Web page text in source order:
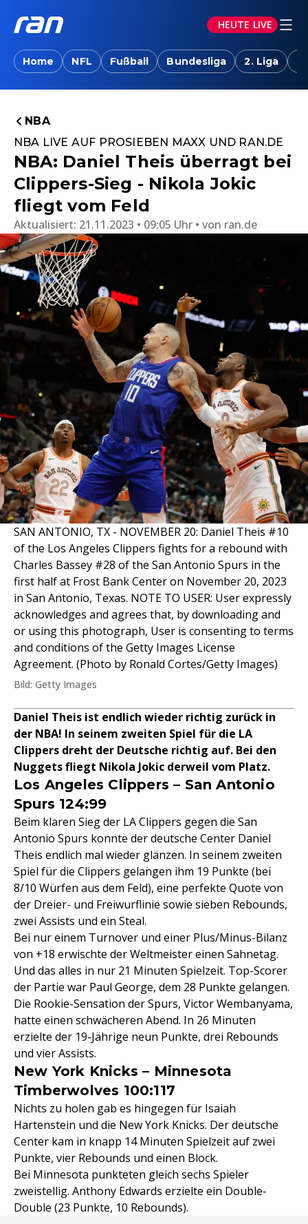
HEUTE LIVE
Home NFL Fußball Bundesliga 2. Liga
NBA
NBA LIVE AUF PROSIEBEN MAXX UND RAN.DE
NBA: Daniel Theis überragt bei
Clippers-Sieg - Nikola Jokic
fliegt vom Feld
Aktualisiert: 21.11.2023 • 09:05 Uhr von ran.de
SAN ANTONIO, TX - NOVEMBER 20: Daniel Theis #10
of the Los Angeles Clippers fights for a rebound with
Charles Bassey #28 of the San Antonio Spurs in the
first half at Frost Bank Center on November 20, 2023
in San Antonio, Texas. NOTE TO USER: User expressly
acknowledges and agrees that, by downloading and
or using this photograph, User is consenting to terms
and conditions of the Getty Images License
Agreement. (Photo by Ronald Cortes/Getty Images)
Bild: Getty Images
Daniel Theis ist endlich wieder richtig zurück in
der NBA! In seinem zweiten Spiel für die LA
Clippers dreht der Deutsche richtig auf. Bei den
Nuggets fliegt Nikola Jokic derweil vom Platz.
Los Angeles Clippers – San Antonio
Spurs 124:99
Beim klaren Sieg der LA Clippers gegen die San
Antonio Spurs konnte der deutsche Center Daniel
Theis endlich mal wieder glänzen. In seinem zweiten
Spiel für die Clippers gelangen ihm 19 Punkte (bei
8/10 Würfen aus dem Feld), eine perfekte Quote von
der Dreier- und Freiwurflinie sowie sieben Rebounds,
zwei Assists und ein Steal.
Bei nur einem Turnover und einer Plus/Minus-Bilanz
von +18 erwischte der Weltmeister einen Sahnetag.
Und das alles in nur 21 Minuten Spielzeit. Top-Scorer
der Partie war Paul George, dem 28 Punkte gelangen.
Die Rookie-Sensation der Spurs, Victor Wembanyama,
hatte einen schwächeren Abend. In 26 Minuten
erzielte der 19-Jährige neun Punkte, drei Rebounds
und vier Assists.
New York Knicks – Minnesota
Timberwolves 100:117
Nichts zu holen gab es hingegen für Isaiah
Hartenstein und die New York Knicks. Der deutsche
Center kam in knapp 14 Minuten Spielzeit auf zwei
Punkte, vier Rebounds und einen Block.
Bei Minnesota punkteten gleich sechs Spieler
zweistellig. Anthony Edwards erzielte ein Double-
Double (23 Punkte, 10 Rebounds).